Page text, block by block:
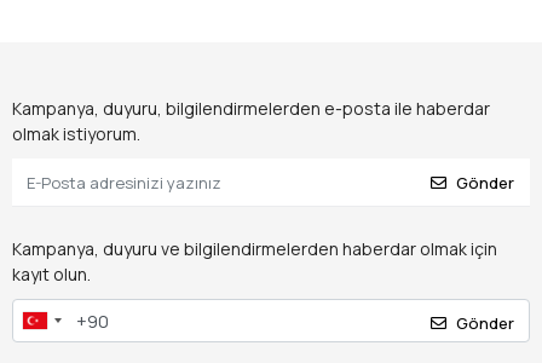
Kampanya, duyuru, bilgilendirmelerden e-posta ile haberdar
olmak istiyorum.
Gönder
Kampanya, duyuru ve bilgilendirmelerden haberdar olmak için
kayıt olun.
Gönder